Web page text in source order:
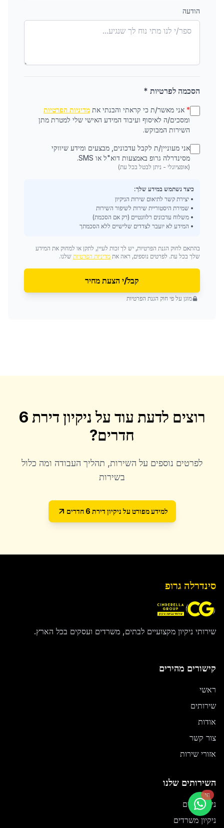
הודעה
הסכמה לפרטיות *
* אני מאשר/ת כי קראתי והבנתי את מדיניות הפרטיות
ומסכים/ה לאיסוף ועיבוד המידע האישי שלי למטרת מתן
השירות המבוקש.
אני מעוניין/ת לקבל עדכונים, מבצעים ומידע שיווקי
מסינדרלה גרופ באמצעות דוא"ל או SMS.
(אופציונלי - ניתן לבטל בכל עת)
כיצד נשתמש במידע שלך:
• יצירת קשר לתיאום שירות הניקיון
• שמירת היסטוריית שירות לשיפור השירות
• משלוח עדכונים רלוונטיים (רק אם הסכמת)
• המידע לא יועבר לצדדים שלישיים ללא הסכמתך
בהתאם לחוק הגנת הפרטיות, יש לך זכות לעיין, לתקן או למחוק את המידע
שלך בכל עת. לפרטים נוספים, ראה את מדיניות הפרטיות שלנו.
קבל/י הצעת מחיר
מוגן על פי חוק הגנת הפרטיות
רוצים לדעת עוד על
ניקיון דירת 6
חדרים?
לפרטים נוספים על השירות, תהליך העבודה ומה כלול
בשירות
למידע מפורט על ניקיון דירת 6 חדרים
סינדרלה גרופ
שירותי ניקיון מקצועיים לבתים, משרדים ועסקים בכל הארץ.
קישורים מהירים
ראשי
שירותים
אודות
צור קשר
אזורי שירות
השירותים שלנו
ניקיון בתים
ניקיון משרדים
חי